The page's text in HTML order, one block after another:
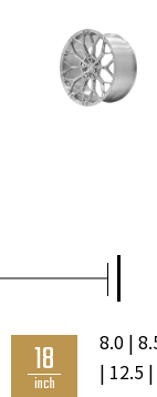
18
inch
8.0 |
| 12.5